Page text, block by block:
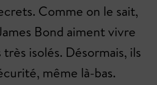
Comme on le sait,
Bond aiment vivre
isolés. Désormais, ils
même là-bas.